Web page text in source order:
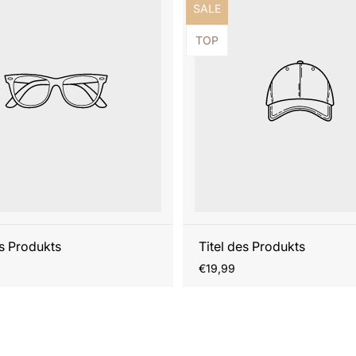
Produkts
Produktbezeichnung:
SALE
Produktbezeichnung:
TOP
Titel des Produkts
Regulärer
€19,99